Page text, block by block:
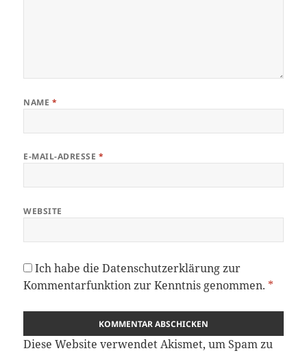
NAME *
E-MAIL-ADRESSE *
WEBSITE
Ich habe dieDatenschutzerklärungzur
Kommentarfunktion zur Kenntnis genommen. *
Diese Website verwendet Akismet, um Spam zu